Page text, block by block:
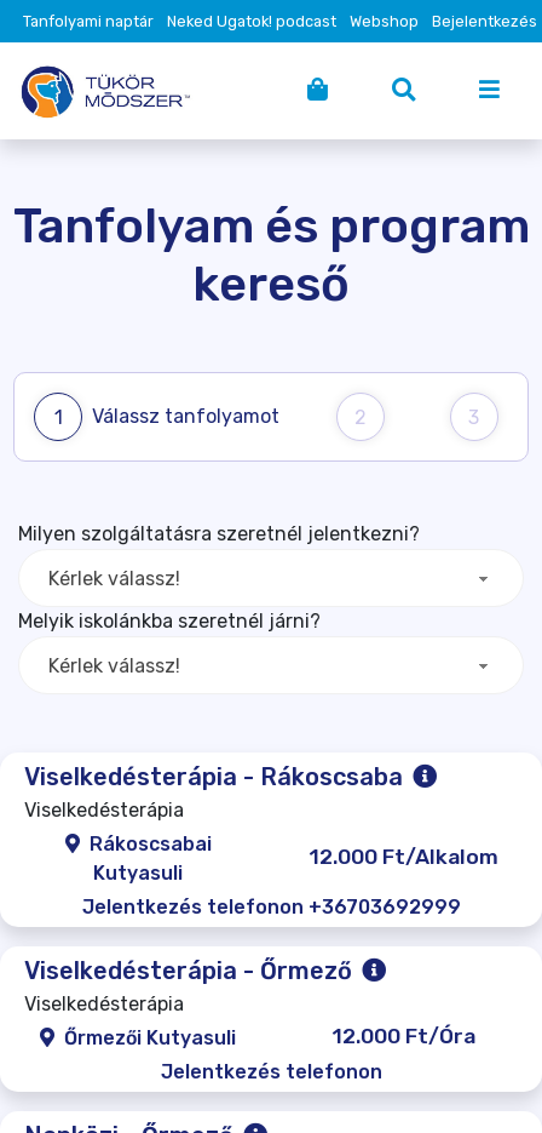
Tanfolyami naptár Neked Ugatok! podcast Webshop Bejelentkezés
Tanfolyam és program
kereső
1 Válassz tanfolyamot 2 3
Milyen szolgáltatásra szeretnél jelentkezni?
Kérlek válassz!
Melyik iskolánkba szeretnél járni?
Kérlek válassz!
Viselkedésterápia - Rákoscsaba
Viselkedésterápia
Rákoscsabai
Kutyasuli
12.000 Ft/Alkalom
Jelentkezés telefonon +36703692999
Viselkedésterápia - Őrmező
Viselkedésterápia
Őrmezői Kutyasuli
12.000 Ft/Óra
Jelentkezés telefonon